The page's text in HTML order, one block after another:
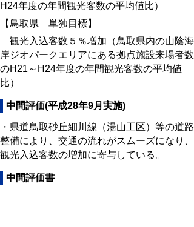
H 24年度の年間観光客数の平均値比）
【鳥取県 単独目標】
観光入込客数５％増加（鳥取県内の山陰海
岸ジオパークエリアにある拠点施設来場者数
のH21～ H 24年度の年間観光客数の平均値
比）
中間評価(平成28年9月実施)
・県道鳥取砂丘細川線（湯山工区）等の道路
整備により、交通の流れがスムーズになり、
観光入込客数の増加に寄与している。
中間評価書